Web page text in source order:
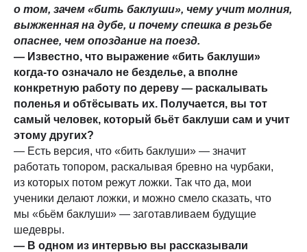
о том, зачем «бить баклуши», чему учит молния,
выжженная на дубе, и почему спешка в резьбе
опаснее, чем опоздание на поезд.
— Известно, что выражение «бить баклуши»
когда-то означало не безделье, а вполне
конкретную работу по дереву — раскалывать
поленья и обтёсывать их. Получается, вы тот
самый человек, который бьёт баклуши сам и учит
этому других?
— Есть версия, что «бить баклуши» — значит
работать топором, раскалывая бревно на чурбаки,
из которых потом режут ложки. Так что да, мои
ученики делают ложки, и можно смело сказать, что
мы «бьём баклуши» — заготавливаем будущие
шедевры.
— В одном из интервью вы рассказывали